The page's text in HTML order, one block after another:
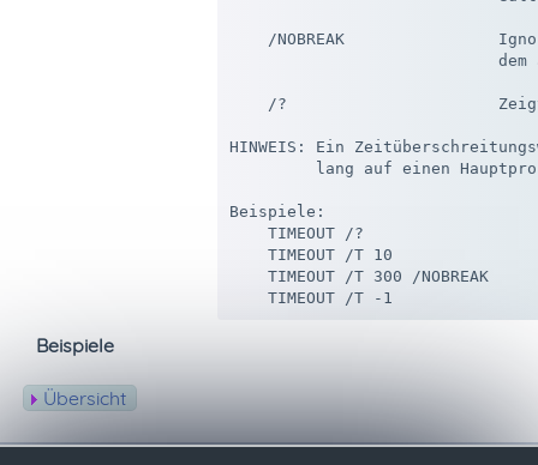
/NOBREAK
dem
/?
HINWEIS: Ein
lang auf einen
Beispiele:
    TIMEOUT /?
    TIMEOUT /T 10
    TIMEOUT /T 300 /NOBREAK
Beispiele
Übersicht